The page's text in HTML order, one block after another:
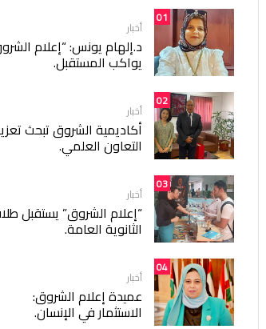
01
أخبار
د.إلهام يونس: “إعلام
يواكب المستقبل.
02
أخبار
أكاديمية الشروق تبحث
التعاون العلمي.
03
أخبار
“إعلام الشروق” يستقبل
الثانوية العامة.
04
أخبار
عميدة إعلام الشروق:
الاستثمار في الإنسان.